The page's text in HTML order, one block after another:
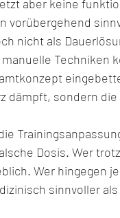
aber keine
vorübergehend
nicht als
Techniken
dämpft, sondern
Dosis. Wer
Wer hingegen
sinnvoller